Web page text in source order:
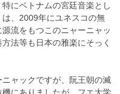
にベトナムの宮廷音楽とし
、2009年にユネスコの無
流をもつこのニャーニャッ
法等も日本の雅楽にそっく
ャックですが、阮王朝の滅